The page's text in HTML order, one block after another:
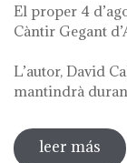
El proper 4
Càntir Gegant
L’autor, David
mantindrà
leer más